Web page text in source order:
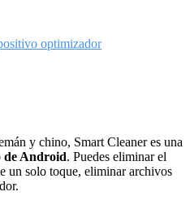
optimizador
y chino, Smart Cleaner es una
de Android. Puedes eliminar el
un solo toque, eliminar archivos